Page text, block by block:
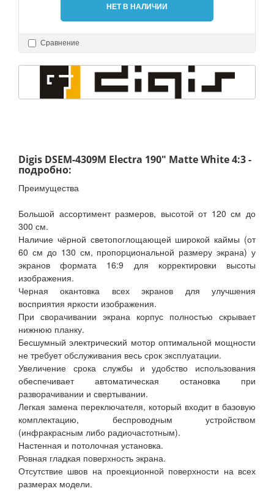
НЕТ В НАЛИЧИИ
Сравнение
Digis DSEM-4309M Electra 190" Matte White 4:3 -
подробно:
Преимущества
Большой ассортимент размеров, высотой от 120 см до
300 см.
Наличие чёрной светопоглощающей широкой каймы (от
60 см до 130 см, пропорциональной размеру экрана) у
экранов формата 16:9 для корректировки высоты
изображения.
Черная окантовка всех экранов для улучшения
восприятия яркости изображения.
При сворачивании экрана корпус полностью скрывает
нижнюю планку.
Бесшумный электрический мотор оптимальной мощности
не требует обслуживания весь срок эксплуатации.
Увеличение срока службы и удобство использования
обеспечивает автоматическая остановка при
разворачивании и свертывании.
Легкая замена переключателя, который входит в базовую
комплектацию, беспроводным устройством
(инфракрасным либо радиочастотным).
Настенная и потолочная установка.
Ровная гладкая поверхность экрана.
Отсутствие швов на проекционной поверхности на всех
размерах модели.